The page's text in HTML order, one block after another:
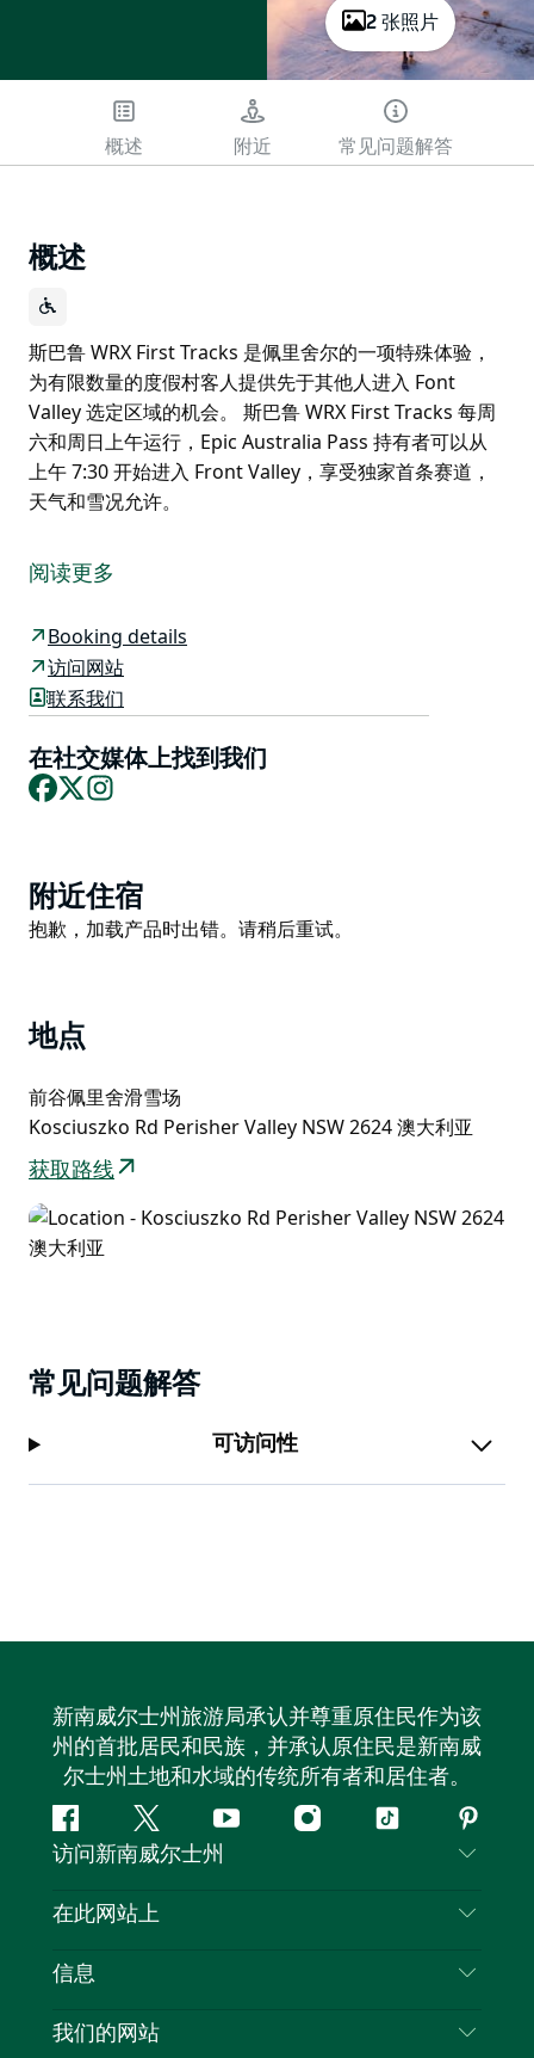
2 张照片
概述 附近 常见问题解答
概述
斯巴鲁 WRX First Tracks 是佩里舍尔的一项特殊体验，
为有限数量的度假村客人提供先于其他人进入 Font
Valley 选定区域的机会。 斯巴鲁 WRX First Tracks 每周
六和周日上午运行，Epic Australia Pass 持有者可以从
上午 7:30 开始进入 Front Valley，享受独家首条赛道，
天气和雪况允许。
为有限数量的度假村客人提供先于其他人进入 Font
Valley 选定区域的机会。
斯巴鲁 WRX First Tracks 每周六和周日上午运行，Epic
Australia Pass 持有者可以从上午 7:30 开始进入 Front
Valley，享受独家首条赛道，天气和雪况允许。
阅读更多
Booking details
访问网站
联系我们
在社交媒体上找到我们
Facebook
X
Product
List
附近住宿
Product
抱歉，加载产品时出错。请稍后重试。
地点
前谷佩里舍滑雪场
Kosciuszko Rd Perisher Valley NSW 2624 澳大利亚
获取路线
常见问题解答
可访问性
新南威尔士州旅游局承认并尊重原住民作为该
州的首批居民和民族，并承认原住民是新南威
尔士州土地和水域的传统所有者和居住者。
Facebook叽
叽
喳
YouTubeInstagram
抖
访问新南威尔士州
联系我们
隐私
Cookie 通知
在此网站上
目的地
新南威尔士州公路旅行
信息
旅行信息
我们的网站